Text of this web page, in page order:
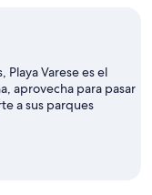
Playa Varese es el
aprovecha para pasar
a sus parques